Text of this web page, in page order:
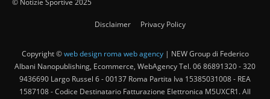
© Notizie Sportive 2025
Disclaimer Privacy Policy
Copyright ©web design roma web agency| NEW Group di Federico
Albani Nanopublishing, Ecommerce, WebAgency Tel. 06 86891320 - 320
9436690 Largo Russel 6 - 00137 Roma Partita Iva 15385031008 - REA
1587108 - Codice Destinatario Fatturazione Elettronica M5UXCR1. All